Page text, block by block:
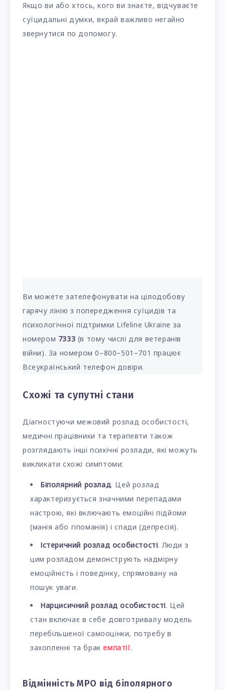
Якщо ви або хтось, кого ви знаєте, відчуваєте
суїцидальні думки, вкрай важливо негайно
звернутися по допомогу.
Ви можете зателефонувати на цілодобову
гарячу лінію з попередження суїцидів та
психологічної підтримки Lifeline Ukraine за
номером 7333 (в тому числі для ветеранів
війни). За номером 0–800–501–701 працює
Всеукраїнський телефон довіри.
Схожі та супутні стани
Діагностуючи межовий розлад особистості,
медичні працівники та терапевти також
розглядають інші психічні розлади, які можуть
викликати схожі симптоми:
Біполярний розлад. Цей розлад
характеризується значними перепадами
настрою, які включають емоційні підйоми
(манія або гіпоманія) і спади (депресія).
Істеричний розлад особистості. Люди з
цим розладом демонструють надмірну
емоційність і поведінку, спрямовану на
пошук уваги.
Нарцисичний розлад особистості. Цей
стан включає в себе довготривалу модель
перебільшеної самооцінки, потребу в
захопленні та бракемпатії.
Відмінність МРО від біполярного